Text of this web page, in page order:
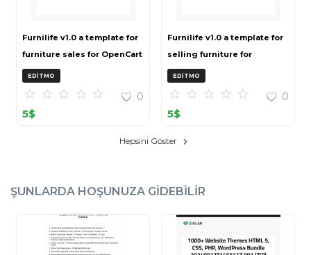
Furnilife v1.0 a template for
furniture sales for OpenCart
3 (ZIP)
EDITMO
0
5$
Furnilife v1.0 a template for
selling furniture for
OpenCart 3 (ZIP)
EDITMO
0
5$
Hepsini Göster
ŞUNLARDA HOŞUNUZA GIDEBILIR